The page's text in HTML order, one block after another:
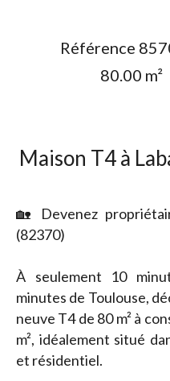
Référence
80.00 m²
Maison T4 à
🏡 Devenez
(82370)
À seulement 10
minutes de Toulouse,
neuve T4 de 80 m² à
m², idéalement situé
et résidentiel.